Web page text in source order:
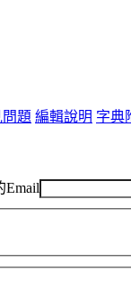
題 編輯說明 字典
Email